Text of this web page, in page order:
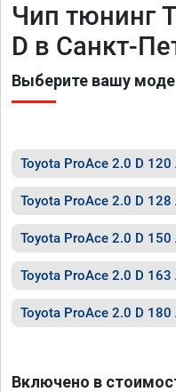
Чип тюнинг
D в Санкт-
Выберите вашу
Toyota ProAce 2.0 D 120
Toyota ProAce 2.0 D 128
Toyota ProAce 2.0 D 150
Toyota ProAce 2.0 D 163
Toyota ProAce 2.0 D 180
Включено в